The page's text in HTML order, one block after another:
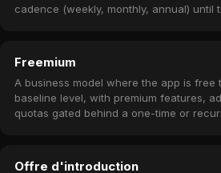
cadence (weekly, monthly, annual) until
Freemium
A business model where the app is free
baseline level, with premium features,
quotas gated behind a one-time or
Offre d'introduction